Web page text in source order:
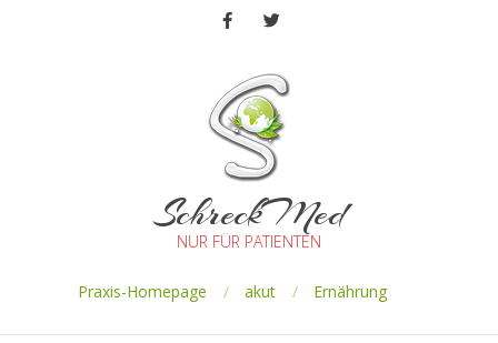
SchreckMed
NUR FÜR PATIENTEN
Praxis-Homepage akut Ernährung